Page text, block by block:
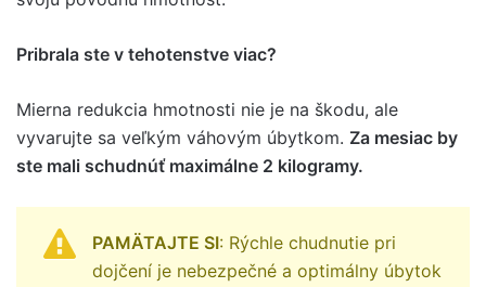
Pribrala ste v tehotenstve viac?
Mierna redukcia hmotnosti nie je na škodu, ale
vyvarujte sa veľkým váhovým úbytkom. Za mesiac by
ste mali schudnúť maximálne 2 kilogramy.
PAMÄTAJTE SI: Rýchle chudnutie pri
dojčení je nebezpečné a optimálny úbytok